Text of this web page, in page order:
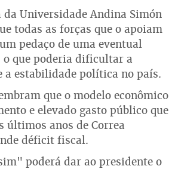
da Universidade Andina Simón
todas as forças que o apoiam
pedaço de uma eventual
que poderia dificultar a
a estabilidade política no país.
que o modelo econômico
e elevado gasto público que
últimos anos de Correa
déficit fiscal.
poderá dar ao presidente o